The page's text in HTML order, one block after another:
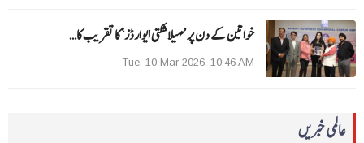
خواتین کے دن پر ’مہیلا شکتی ایوارڈز‘ کا تقریب کا…
Tue, 10 Mar 2026, 10:46 AM
عالمی خبریں